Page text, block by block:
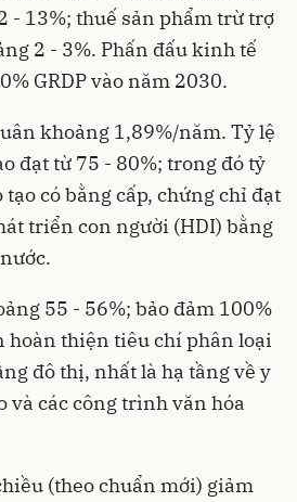
- 13%; thuế sản phẩm trừ trợ
2 - 3%. Phấn đấu kinh tế
GRDP vào năm 2030.
khoảng 1,89%/năm. Tỷ lệ
đạt từ 75 - 80%; trong đó tỷ
tạo có bằng cấp, chứng chỉ đạt
triển con người (HDI) bằng
55 - 56%; bảo đảm 100%
hoàn thiện tiêu chí phân loại
đô thị, nhất là hạ tầng về y
và các công trình văn hóa
(theo chuẩn mới) giảm